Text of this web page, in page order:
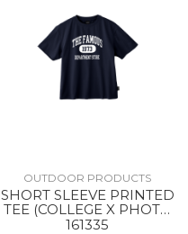
OUTDOOR PRODUCTS
SHORT SLEEVE PRINTED
TEE (COLLEGE X PHOTO
) NAVY
161335